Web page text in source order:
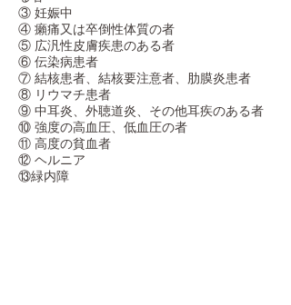
③ 妊娠中
④ 癩痛又は卒倒性体質の者
⑤ 広汎性皮膚疾患のある者
⑥ 伝染病患者
⑦ 結核患者、結核要注意者、肋膜炎患者
⑧ リウマチ患者
⑨ 中耳炎、外聴道炎、その他耳疾のある者
⑩ 強度の高血圧、低血圧の者
⑪ 高度の貧血者
⑫ ヘルニア
​⑬緑内障